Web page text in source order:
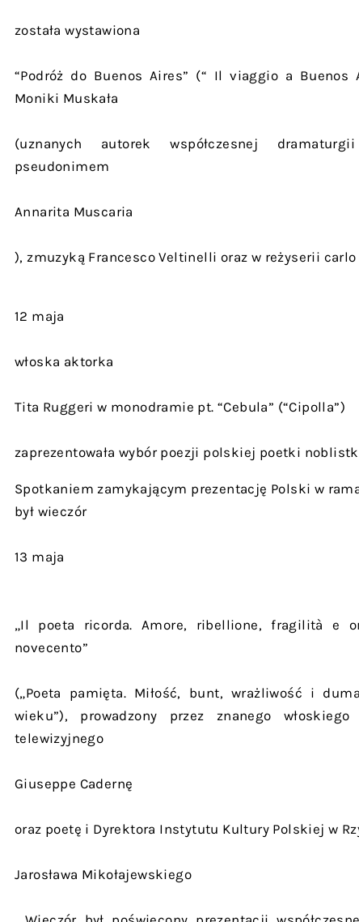
została wystawiona
“Podróż do Buenos Aires” (“ Il viaggio a
Moniki Muskała
(uznanych autorek współczesnej
pseudonimem
Annarita Muscaria
), zmuzyką Francesco Veltinelli oraz w reżyserii
12 maja
włoska aktorka
Tita Ruggeri w monodramie pt. “Cebula” (“Cipolla”)
zaprezentowała wybór poezji polskiej poetki
Spotkaniem zamykającym prezentację Polski w
był wieczór
13 maja
„Il poeta ricorda. Amore, ribellione, fragilità e
novecento”
(„Poeta pamięta. Miłość, bunt, wrażliwość i
wieku”), prowadzony przez znanego
telewizyjnego
Giuseppe Cadernę
oraz poetę i Dyrektora Instytutu Kultury Polskiej w
Jarosława Mikołajewskiego